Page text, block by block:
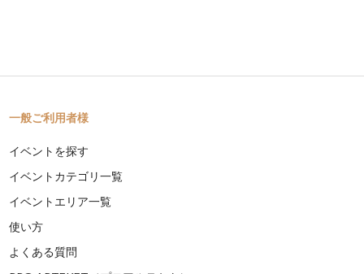
一般ご利用者様
イベントを探す
イベントカテゴリ一覧
イベントエリア一覧
使い方
よくある質問